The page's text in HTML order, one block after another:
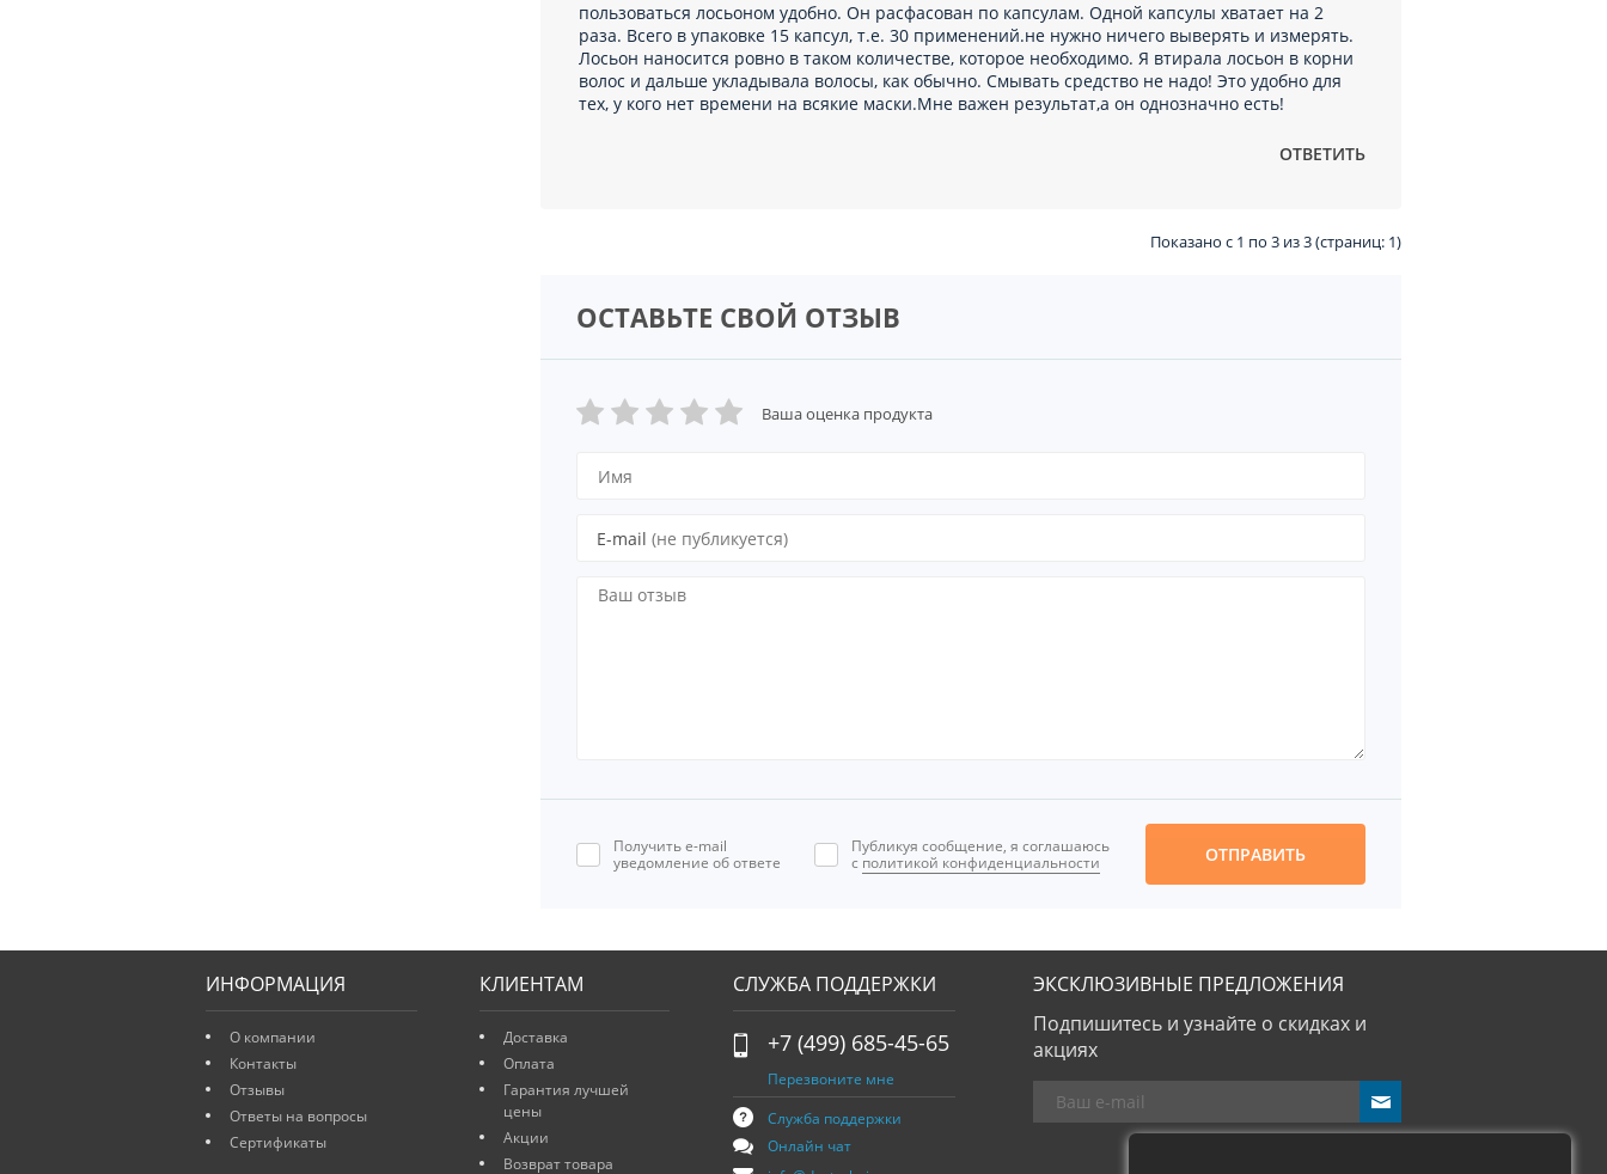
пользоваться лосьоном удобно. Он расфасован по капсулам. Одной капсулы хватает на 2
раза. Всего в упаковке 15 капсул, т.е. 30 применений.не нужно ничего выверять и измерять.
Лосьон наносится ровно в таком количестве, которое необходимо. Я втирала лосьон в корни
волос и дальше укладывала волосы, как обычно. Смывать средство не надо! Это удобно для
тех, у кого нет времени на всякие маски.Мне важен результат,а он однозначно есть!
ОТВЕТИТЬ
Показано с 1 по 3 из 3 (страниц: 1)
ОСТАВЬТЕ СВОЙ ОТЗЫВ
Ваша оценка продукта
E-mail (не публикуется)
Получить e-mail
уведомление об ответе
Публикуя сообщение, я соглашаюсь
с политикой конфиденциальности ОТПРАВИТЬ
ИНФОРМАЦИЯ
О компании
Контакты
Отзывы
Ответы на вопросы
Сертификаты
КЛИЕНТАМ
Доставка
Оплата
Гарантия лучшей
цены
Акции
Возврат товара
СЛУЖБА ПОДДЕРЖКИ
+7 (499) 685-45-65
Перезвоните мне
Служба поддержки
Онлайн чат
ЭКСКЛЮЗИВНЫЕ ПРЕДЛОЖЕНИЯ
Подпишитесь и узнайте о скидках и
акциях
send